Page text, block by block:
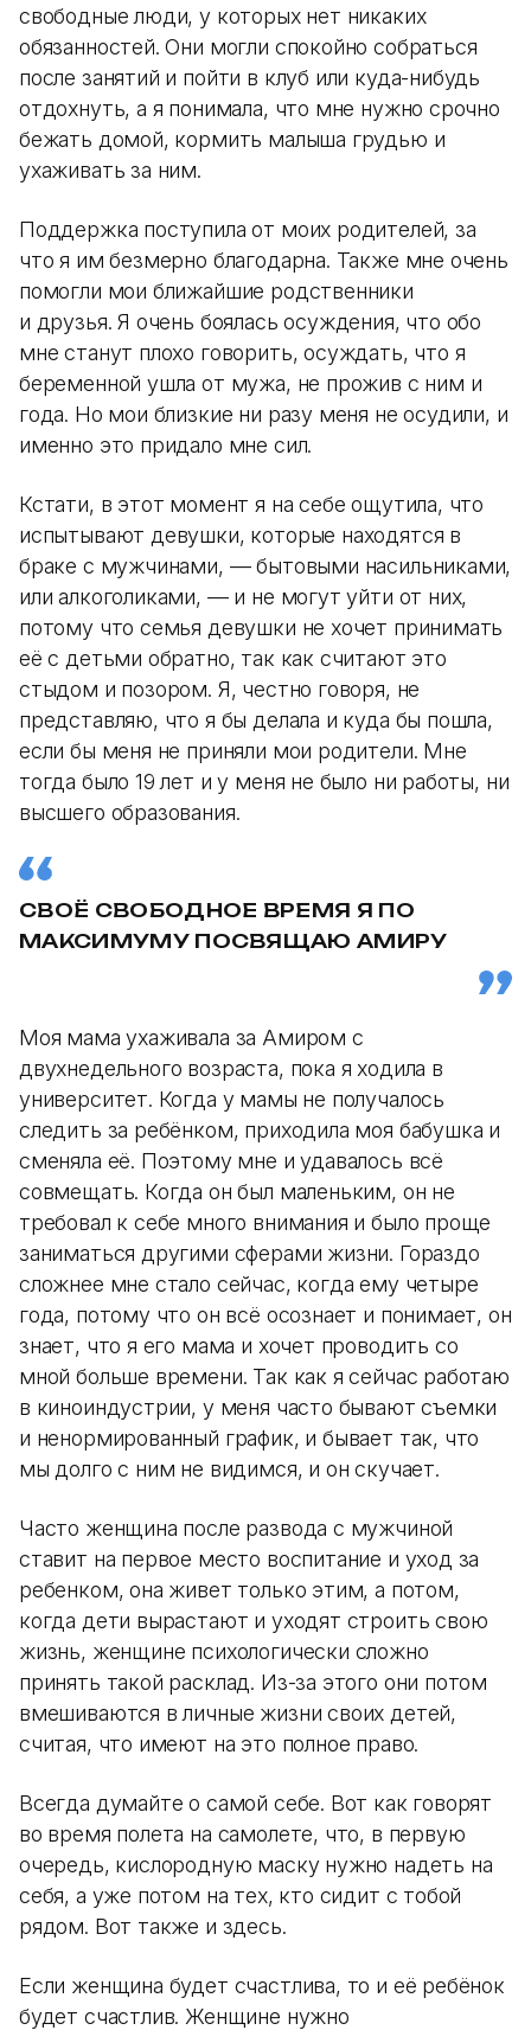
свободные люди, у которых нет никаких
обязанностей. Они могли спокойно собраться
после занятий и пойти в клуб или куда-нибудь
отдохнуть, а я понимала, что мне нужно срочно
бежать домой, кормить малыша грудью и
ухаживать за ним.
Поддержка поступила от моих родителей, за
что я им безмерно благодарна. Также мне очень
помогли мои ближайшие родственники
и друзья. Я очень боялась осуждения, что обо
мне станут плохо говорить, осуждать, что я
беременной ушла от мужа, не прожив с ним и
года. Но мои близкие ни разу меня не осудили, и
именно это придало мне сил.
Кстати, в этот момент я на себе ощутила, что
испытывают девушки, которые находятся в
браке с мужчинами, — бытовыми насильниками,
или алкоголиками, — и не могут уйти от них,
потому что семья девушки не хочет принимать
её с детьми обратно, так как считают это
стыдом и позором. Я, честно говоря, не
представляю, что я бы делала и куда бы пошла,
если бы меня не приняли мои родители. Мне
тогда было 19 лет и у меня не было ни работы, ни
высшего образования.
СВОЁ СВОБОДНОЕ ВРЕМЯ Я ПО
МАКСИМУМУ ПОСВЯЩАЮ АМИРУ
Моя мама ухаживала за Амиром с
двухнедельного возраста, пока я ходила в
университет. Когда у мамы не получалось
следить за ребёнком, приходила моя бабушка и
сменяла её. Поэтому мне и удавалось всё
совмещать. Когда он был маленьким, он не
требовал к себе много внимания и было проще
заниматься другими сферами жизни. Гораздо
сложнее мне стало сейчас, когда ему четыре
года, потому что он всё осознает и понимает, он
знает, что я его мама и хочет проводить со
мной больше времени. Так как я сейчас работаю
в киноиндустрии, у меня часто бывают съемки
и ненормированный график, и бывает так, что
мы долго с ним не видимся, и он скучает.
Часто женщина после развода с мужчиной
ставит на первое место воспитание и уход за
ребенком, она живет только этим, а потом,
когда дети вырастают и уходят строить свою
жизнь, женщине психологически сложно
принять такой расклад. Из-за этого они потом
вмешиваются в личные жизни своих детей,
считая, что имеют на это полное право.
Всегда думайте о самой себе. Вот как говорят
во время полета на самолете, что, в первую
очередь, кислородную маску нужно надеть на
себя, а уже потом на тех, кто сидит с тобой
рядом. Вот также и здесь.
Если женщина будет счастлива, то и её ребёнок
будет счастлив. Женщине нужно